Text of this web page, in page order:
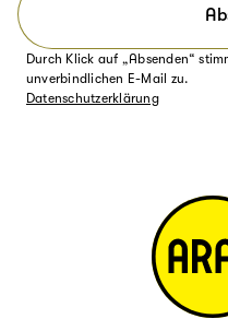
Durch Klick auf „Absenden“
unverbindlichen E-Mail zu.
Datenschutzerklärung